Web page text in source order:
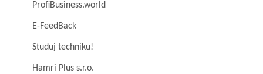
ProfiBusiness.world
E-FeedBack
Studuj techniku!
Hamri Plus s.r.o.